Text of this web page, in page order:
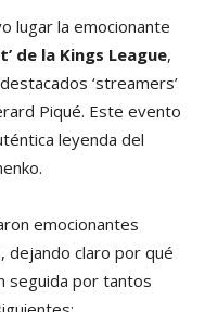
lugar la emocionante
de la Kings League,
‘streamers’
Piqué. Este evento
leyenda del
emocionantes
dejando claro por qué
seguida por tantos